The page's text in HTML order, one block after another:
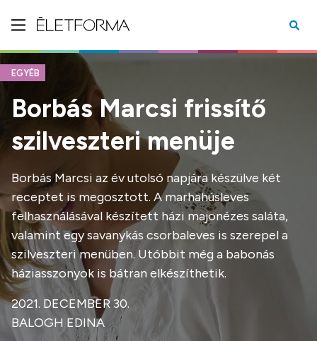
EGYÉB
Borbás Marcsi frissítő
szilveszteri menüje
Borbás Marcsi az év utolsó napjára készülve két
receptet is megosztott. A marhahúsleves
felhasználásával készített házi majonézes saláta,
valamint egy savanykás csorbaleves is szerepel a
szilveszteri menüben. Utóbbit még a babonás
háziasszonyok is bátran elkészíthetik.
2021. DECEMBER 30.
BALOGH EDINA